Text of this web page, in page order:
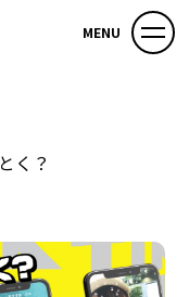
MENU
く？